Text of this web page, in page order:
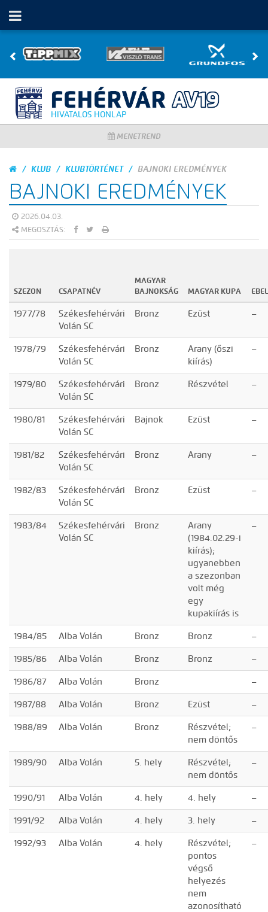
HIVATALOS HONLAP
MENETREND
KLUB KLUBTÖRTÉNET BAJNOKI EREDMÉNYEK
BAJNOKI EREDMÉNYEK
2026.04.03.
MEGOSZTÁS:
SZEZON CSAPATNÉV
MAGYAR
BAJNOKSÁG
MAGYAR KUPA
1977/78
Székesfehérvári
Volán SC
Bronz Ezüst –
1978/79
Székesfehérvári
Volán SC
Bronz
Arany (őszi
kiírás)
–
1979/80
Székesfehérvári
Volán SC
Bronz Részvétel –
1980/81
Székesfehérvári
Volán SC
Bajnok Ezüst –
1981/82
Székesfehérvári
Volán SC
Bronz Arany –
1982/83
Székesfehérvári
Volán SC
Bronz Ezüst –
1983/84
Székesfehérvári
Volán SC
Bronz
Arany
(1984.02.29-i
kiírás);
ugyanebben
a szezonban
volt még
egy
kupakiírás is
–
1984/85 Alba Volán Bronz Bronz –
1985/86 Alba Volán Bronz Bronz –
1986/87 Alba Volán Bronz –
1987/88 Alba Volán Bronz Ezüst –
1988/89 Alba Volán Bronz
Részvétel;
nem döntős
–
1989/90 Alba Volán 5. hely
Részvétel;
nem döntős
–
1990/91 Alba Volán 4. hely 4. hely –
1991/92 Alba Volán 4. hely 3. hely –
1992/93 Alba Volán 4. hely
Részvétel;
pontos
végső
helyezés
nem
azonosítható
–